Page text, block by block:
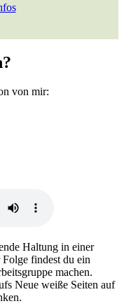
von mir:
Haltung in einer
findest du ein
machen.
Neue weiße Seiten auf